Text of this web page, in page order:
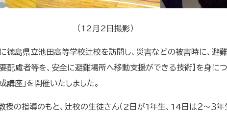
（12月2日撮影）
島県立池田高等学校辻校を訪問し、災害などの被害時に、避
配慮者等を、安全に避難場所へ移動支援ができる技術】を身に
講座」を開催いたしました。
の指導のもと、辻校の生徒さん（2日が1年生、14日は２～３年